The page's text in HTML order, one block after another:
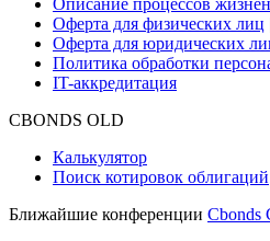
Описание процессов
Оферта для физических лиц
Оферта для юридических
Политика обработки
IT-аккредитация
CBONDS OLD
Калькулятор
Поиск котировок облигаций
Ближайшие конференции Cbonds